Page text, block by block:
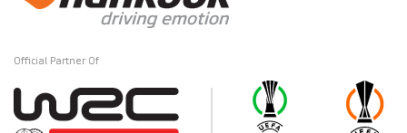
Official Partner Of